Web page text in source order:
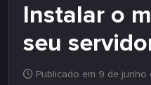
Instalar o
seu
Publicado em 9 de junho